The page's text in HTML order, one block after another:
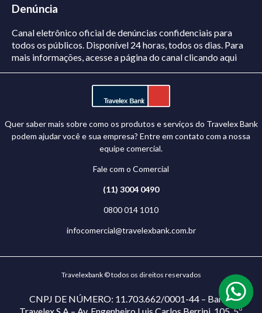
Denúncia
Canal eletrônico oficial de denúncias confidenciais para
todos os públicos. Disponível 24 horas, todos os dias. Para
mais informações, acesse a página do canalclicando aqui
Quer saber mais sobre como os produtos e serviços do Travelex Bank
podem ajudar você e sua empresa? Entre em contato com a nossa
equipe comercial.
Fale com o Comercial
(11) 3004 0490
0800 014 1010
infocomercial@travelexbank.com.br
Travelexbank © todos os direitos reservados
CNPJ DE NÚMERO: 11.703.662/0001-44 – Banco